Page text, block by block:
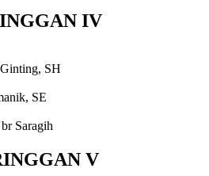
IV
SH
SE
Saragih
V